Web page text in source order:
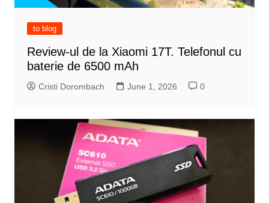
to blog
Review-ul de la Xiaomi 17T. Telefonul cu
baterie de 6500 mAh
Cristi Dorombach June 1, 2026 0